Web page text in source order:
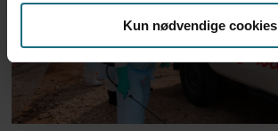
Kun nødvendige cookies